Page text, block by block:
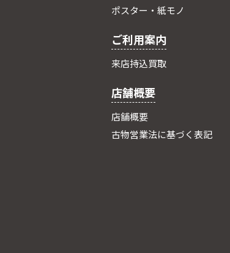
ポスター・紙モノ
ご利用案内
来店持込買取
店舗概要
店舗概要
古物営業法に基づく表記